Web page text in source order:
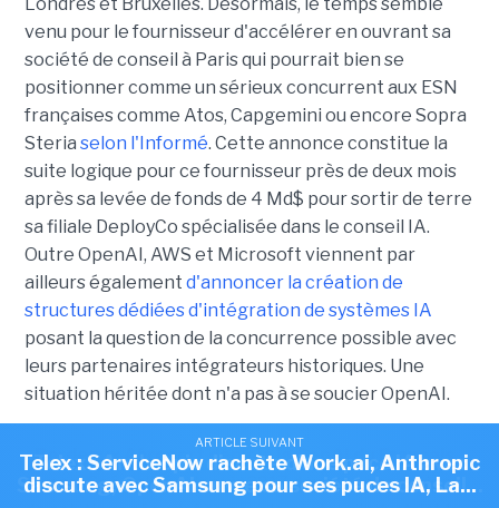
ARTICLE SUIVANT
Telex : Anthropic discute d'une puce IA avec
Samsung, OpenAI ouvre sa société de conseil...
venu pour le fournisseur d'accélérer en ouvrant sa
société de conseil à Paris qui pourrait bien se
positionner comme un sérieux concurrent aux ESN
françaises comme Atos, Capgemini ou encore Sopra
Steria selon l'Informé. Cette annonce constitue la
suite logique pour ce fournisseur près de deux mois
après sa levée de fonds de 4 Md$ pour sortir de terre
sa filiale DeployCo spécialisée dans le conseil IA.
Outre OpenAI, AWS et Microsoft viennent par
ailleurs également d'annoncer la création de
structures dédiées d'intégration de systèmes IA
posant la question de la concurrence possible avec
leurs partenaires intégrateurs historiques. Une
situation héritée dont n'a pas à se soucier OpenAI.
-Bordeaux Aéroport déploie la GenAI du Français
Piman. Spécialisée depuis 2017 dans la conception
ARTICLE SUIVANT
Telex : ServiceNow rachète Work.ai, Anthropic
discute avec Samsung pour ses puces IA, La...